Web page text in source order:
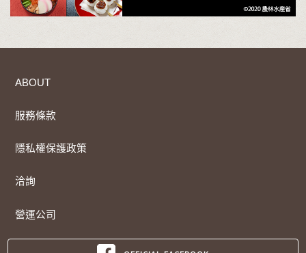
ABOUT
服務條款
隱私權保護政策
洽詢
營運公司